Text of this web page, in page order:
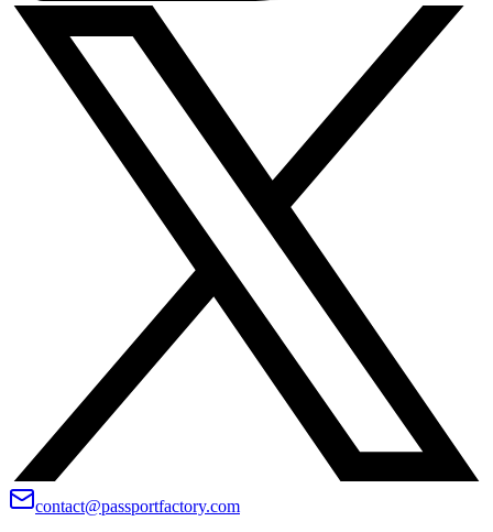
contact@passportfactory.com